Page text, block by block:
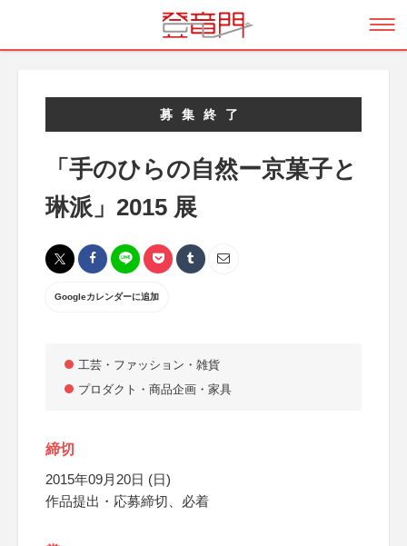
募集終了
「手のひらの自然ー京菓子と
琳派」2015 展
Googleカレンダーに追加
工芸・ファッション・雑貨
プロダクト・商品企画・家具
締切
2015年09月20日 (日)
作品提出・応募締切、必着